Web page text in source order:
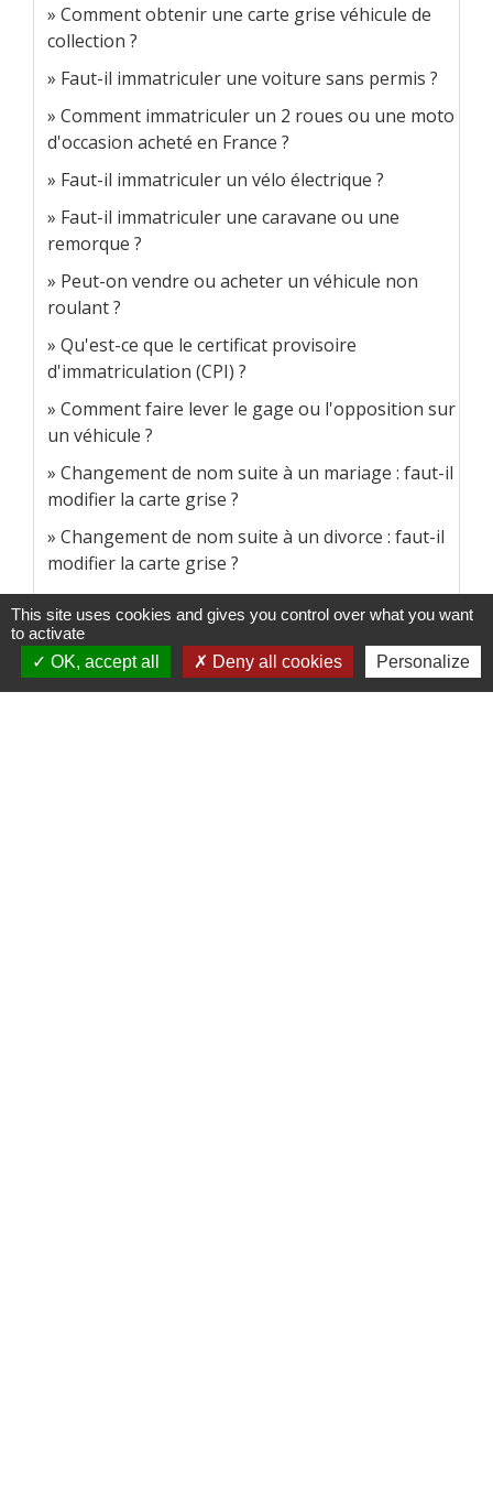
Comment obtenir une carte grise véhicule de
collection ?
Faut-il immatriculer une voiture sans permis ?
Comment immatriculer un 2 roues ou une moto
d'occasion acheté en France ?
Faut-il immatriculer un vélo électrique ?
Faut-il immatriculer une caravane ou une
remorque ?
Peut-on vendre ou acheter un véhicule non
roulant ?
Qu'est-ce que le certificat provisoire
d'immatriculation (CPI) ?
Comment faire lever le gage ou l'opposition sur
un véhicule ?
Changement de nom suite à un mariage : faut-il
modifier la carte grise ?
Changement de nom suite à un divorce : faut-il
modifier la carte grise ?
Suite à un divorce, comment faire enlever l'ex-
époux sur la carte grise ?
Séparation de concubins : comment retirer l'un
d'eux de la carte grise ?
This site uses cookies and gives you control over what you want
to activate
OK, accept all
Deny all cookies Personalize